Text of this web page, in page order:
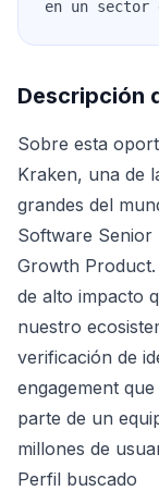
en un sector
Descripción
Sobre esta
Kraken, una de
grandes del
Software Senior
Growth
de alto impacto
nuestro
verificación de
engagement
parte de un
millones de
Perfil buscado